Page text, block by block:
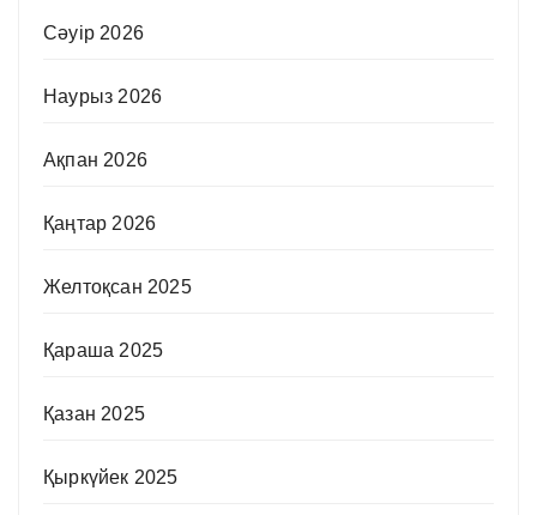
Сәуір 2026
Наурыз 2026
Ақпан 2026
Қаңтар 2026
Желтоқсан 2025
Қараша 2025
Қазан 2025
Қыркүйек 2025